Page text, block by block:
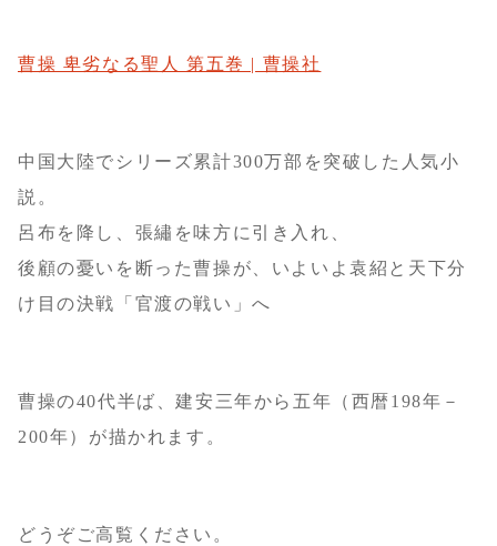
曹操 卑劣なる聖人 第五巻 | 曹操社
中国大陸でシリーズ累計300万部を突破した人気小
説。
呂布を降し、張繡を味方に引き入れ、
後顧の憂いを断った曹操が、いよいよ袁紹と天下分
け目の決戦「官渡の戦い」へ
曹操の40代半ば、建安三年から五年（西暦198年－
200年）が描かれます。
どうぞご高覧ください。